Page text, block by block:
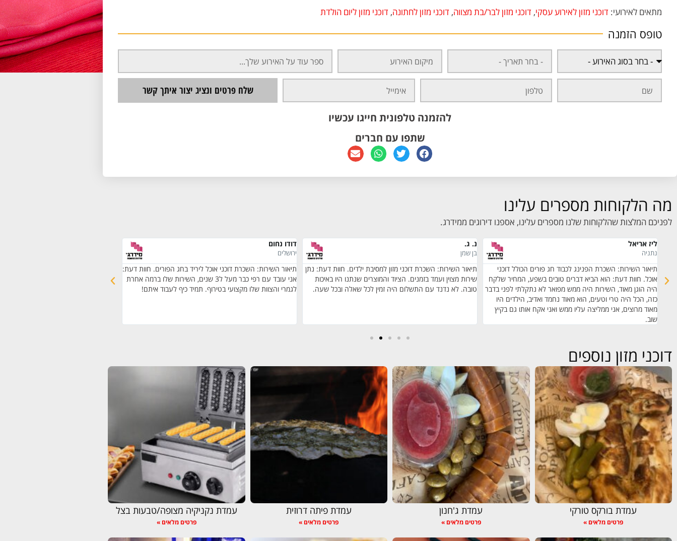
מתאים לאירועי: דוכני מזון לאירוע עסקי, דוכני מזון לבר/בת מצווה, דוכני מזון לחתונה, דוכני מזון ליום הולדת
טופס הזמנה
שלח פרטים ונציג יצור איתך קשר
להזמנה טלפונית חייגו עכשיו
שתפו עם חברים
מה הלקוחות מספרים עלינו
לפניכם המלצות שהלקוחות שלנו מספרים עלינו, אספנו דירוגים ממידרג.
ליז אריאל
נתניה
תיאור השירות: השכרת הפנינג לכבוד חג פורים הכולל דוכני
אוכל. חוות דעת: הוא הביא דברים טובים בשפע, המחיר שלקח
היה הוגן מאוד, השירות היה ממש מפואר לא נתקלתי לפני בדבר
כזה, הכל היה טרי וטעים, הוא מאוד נחמד ואדיב, הילדים היו
מאוד מרוצים, אני ממליצה עליו ממש ואני אקח אותו גם בקיץ
שוב.
נ. ג.
בן שמן
תיאור השירות: השכרת דוכני מזון למסיבת ילדים. חוות דעת: נתן
שירות מצוין ועמד בזמנים. הציוד והמוצרים שנתנו היו באיכות
טובה. לא נדנד עם התשלום היה זמין לכל שאלה ובכל שעה.
דודו נחום
ירושלים
תיאור השירות: השכרת דוכני אוכל ליריד בחג הפורים. חוות דעת:
אני עובד עם רפי כבר מעל ל3 שנים, השירות שלו ברמה אחרת
לגמרי והצוות שלו מקצועי בטירוף. תמיד כיף לעבוד איתם!
דוכני מזון נוספים
עמדת בורקס טורקי
פרטים מלאים »
עמדת ג'חנון
פרטים מלאים »
עמדת פיתה דרוזית
פרטים מלאים »
עמדת נקניקיה מצופה/טבעות בצל
פרטים מלאים »